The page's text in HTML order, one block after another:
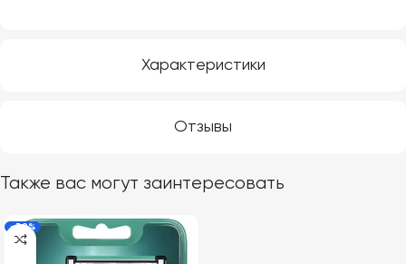
Характеристики
Отзывы
Также вас могут заинтересовать
-39%